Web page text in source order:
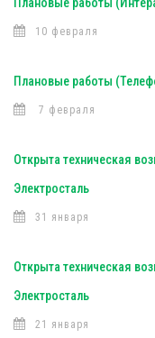
10 февраля
Плановые работы
7 февраля
Открыта техническая
Электросталь
31 января
Открыта техническая
Электросталь
21 января